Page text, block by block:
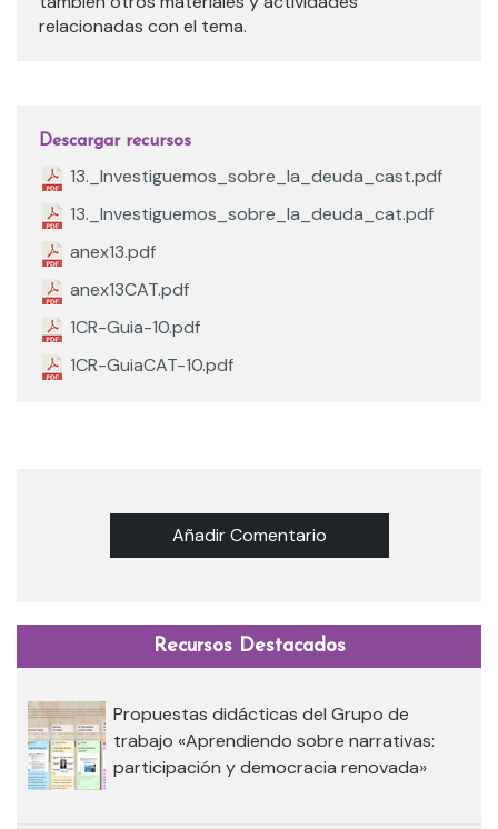
relacionadas con el tema.
Descargar recursos
13._Investiguemos_sobre_la_deuda_cast.pdf
13._Investiguemos_sobre_la_deuda_cat.pdf
anex13.pdf
anex13CAT.pdf
1CR-Guia-10.pdf
1CR-GuiaCAT-10.pdf
Añadir Comentario
Recursos Destacados
Propuestas didácticas del Grupo de
trabajo «Aprendiendo sobre narrativas:
participación y democracia renovada»